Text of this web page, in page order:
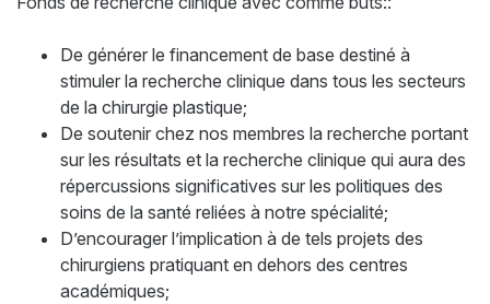
De générer le financement de base destiné à
stimuler la recherche clinique dans tous les secteurs
de la chirurgie plastique;
De soutenir chez nos membres la recherche portant
sur les résultats et la recherche clinique qui aura des
répercussions significatives sur les politiques des
soins de la santé reliées à notre spécialité;
D’encourager l’implication à de tels projets des
chirurgiens pratiquant en dehors des centres
académiques;